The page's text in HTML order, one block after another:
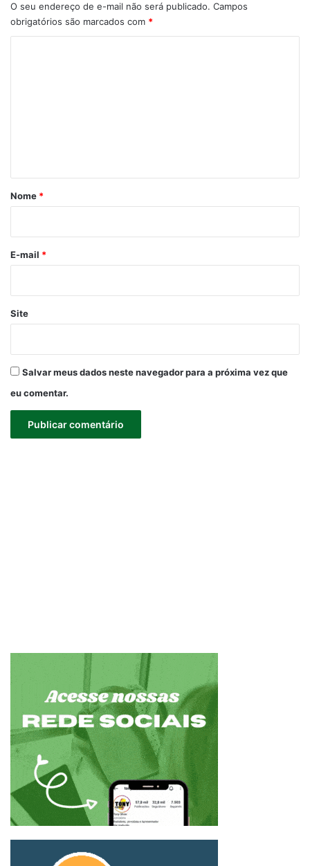
O seu endereço de e-mail não será publicado. Campos
obrigatórios são marcados com *
r
*
Nome *
E-mail *
Site
Salvar meus dados neste navegador para a próxima vez que
eu comentar.